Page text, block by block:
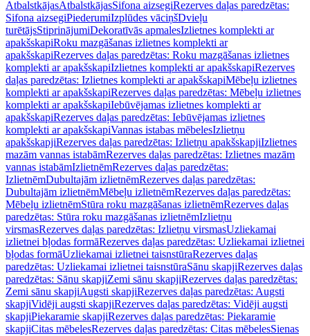
AtbalstkājasAtbalstkājasSifona aizsegiRezerves daļas paredzētas:
Sifona aizsegiPiederumiIzplūdes vāciņšDvieļu
turētājsStiprinājumiDekoratīvās apmalesIzlietnes komplekti ar
apakšskapiRoku mazgāšanas izlietnes komplekti ar
apakšskapiRezerves daļas paredzētas: Roku mazgāšanas izlietnes
komplekti ar apakšskapiIzlietnes komplekti ar apakšskapiRezerves
daļas paredzētas: Izlietnes komplekti ar apakšskapiMēbeļu izlietnes
komplekti ar apakšskapiRezerves daļas paredzētas: Mēbeļu izlietnes
komplekti ar apakšskapiIebūvējamas izlietnes komplekti ar
apakšskapiRezerves daļas paredzētas: Iebūvējamas izlietnes
komplekti ar apakšskapiVannas istabas mēbelesIzlietņu
apakšskapjiRezerves daļas paredzētas: Izlietņu apakšskapjiIzlietnes
mazām vannas istabāmRezerves daļas paredzētas: Izlietnes mazām
vannas istabāmIzlietnēmRezerves daļas paredzētas:
IzlietnēmDubultajām izlietnēmRezerves daļas paredzētas:
Dubultajām izlietnēmMēbeļu izlietnēmRezerves daļas paredzētas:
Mēbeļu izlietnēmStūra roku mazgāšanas izlietnēmRezerves daļas
paredzētas: Stūra roku mazgāšanas izlietnēmIzlietņu
virsmasRezerves daļas paredzētas: Izlietņu virsmasUzliekamai
izlietnei bļodas formāRezerves daļas paredzētas: Uzliekamai izlietnei
bļodas formāUzliekamai izlietnei taisnstūraRezerves daļas
paredzētas: Uzliekamai izlietnei taisnstūraSānu skapjiRezerves daļas
paredzētas: Sānu skapjiZemi sānu skapjiRezerves daļas paredzētas:
Zemi sānu skapjiAugsti skapjiRezerves daļas paredzētas: Augsti
skapjiVidēji augsti skapjiRezerves daļas paredzētas: Vidēji augsti
skapjiPiekaramie skapjiRezerves daļas paredzētas: Piekaramie
skapjiCitas mēbelesRezerves daļas paredzētas: Citas mēbelesSienas